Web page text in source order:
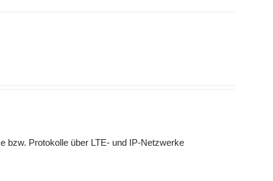
bzw. Protokolle über LTE- und IP-Netzwerke